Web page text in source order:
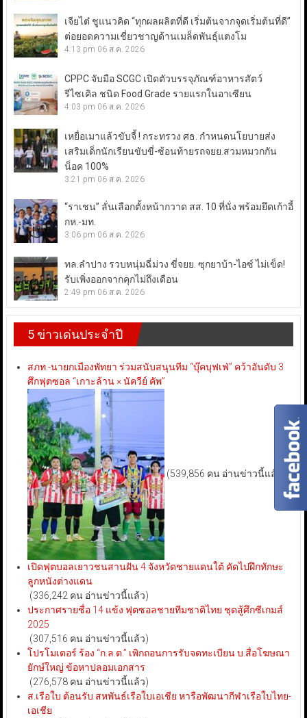
เจียไต๋ ชูแนวคิด “ทุกผลผลิตที่ดี เริ่มต้นจากจุดเริ่มต้นที่ดี”
ต่อยอดความเชี่ยวชาญด้านเมล็ดพันธุ์แตงโม
4:13 pm 06 ส.ค. 2026
CPPC จับมือ SCGC เปิดตัวบรรจุภัณฑ์อาหารสัตว์
รีไซเคิล ชนิด Food Grade รายแรกในอาเซียน
4:03 pm 06 ส.ค. 2026
เหยื่อเมาแล้วขับจี้ ! กระทรวง ศธ. กำหนดนโยบายส่ง
เสริมเด็กนักเรียนขับขี่-ซ้อนท้ายรถจยย.สวมหมวกกัน
น็อค 100%
3:21 pm 06 ส.ค. 2026
“ราเชน” ลั่นเลือกตั้งหน้ากวาด สส. 10 ที่นั่ง พร้อมยึดเก้าอี้
กห.-มท.
3:06 pm 06 ส.ค. 2026
ทล.ลำปาง รวบหนุ่มฉี่ม่วง ขี่จยย. ซุกยาบ้า-ไอซ์ ไม่เข็ด!
รับเพิ่งออกจากคุกไม่ถึงเดือน
2:49 pm 06 ส.ค. 2026
5 ข่าวเด่นประจำปี
สภท.-นายกเมืองพัทยา ร่วมสนับสนุนทีม “บุ๊คบุฟเฟ่” คว้าอันดับ 3
ศึกฟุตซอล “เกาะล้าน × นัควีย์ คัพ”
(539,856 คน อ่านข่าวนี้แล้ว)
เปิดฟุตบอลเยาวชนสานฝัน 4 จังหวัดชายแดนใต้ คัดไปฝึกทักษะ
ลูกหนังต่างแดน
(336,242 คน อ่านข่าวนี้แล้ว)
ประกาศรายชื่อ 14 แข้ง ฟุตซอลชายทีมชาติไทย ชุดสู้ศึกซีเกมส์
2025
(307,516 คน อ่านข่าวนี้แล้ว)
โปรโมเตอร์ ร้อง “ก.ล.ต.” เพิกถอนการรับจดทะเบียน บ.สื่อโฆษณา
ยักษ์ใหญ่ ข้อหาปลอมเอกสาร
(276,578 คน อ่านข่าวนี้แล้ว)
ส.เรือใบ ต้อนรับ สหพันธ์เรือใบเอเชีย หารือพัฒนากีฬาเรือใบไทย-
เอเชีย